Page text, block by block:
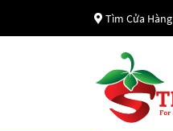
Tìm Cửa Hàng